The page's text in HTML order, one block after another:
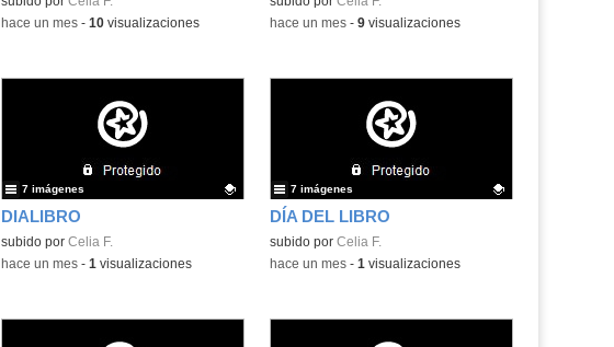
-hace un mes- 10visualizaciones -hace un mes- 9visualizaciones
DIALIBRO
Contenido educativo.
subido por Celia F.
7 imágenes
-hace un mes- 1 visualizaciones
DÍA DEL LIBRO
Contenido educativo.
subido por Celia F.
7 imágenes
-hace un mes- 1 visualizaciones